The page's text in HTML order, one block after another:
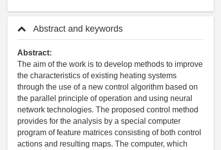
Abstract and keywords
Abstract:
The aim of the work is to develop methods to improve
the characteristics of existing heating systems
through the use of a new control algorithm based on
the parallel principle of operation and using neural
network technologies. The proposed control method
provides for the analysis by a special computer
program of feature matrices consisting of both control
actions and resulting maps. The computer, which